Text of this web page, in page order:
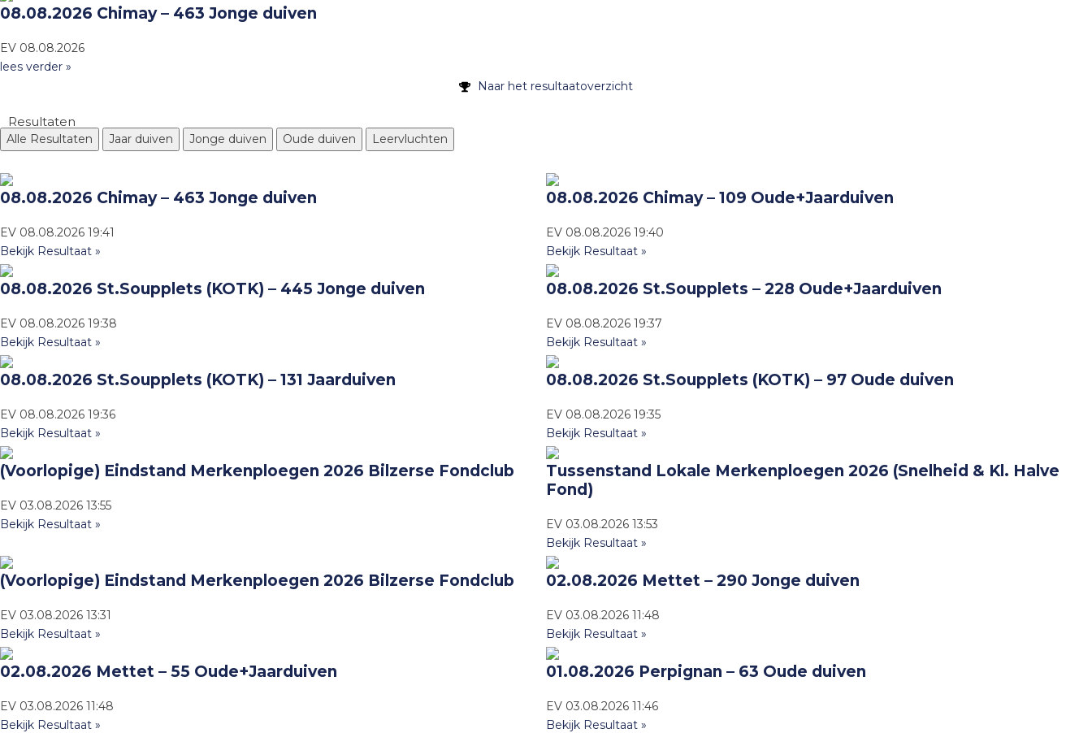
08.08.2026 Chimay – 463 Jonge duiven
EV 08.08.2026
lees verder »
Naar het resultaatoverzicht
Resultaten
Alle Resultaten Jaar duiven Jonge duiven Oude duiven Leervluchten
08.08.2026 Chimay – 463 Jonge duiven
EV 08.08.2026 19:41
Bekijk Resultaat »
08.08.2026 Chimay – 109 Oude+Jaarduiven
EV 08.08.2026 19:40
Bekijk Resultaat »
08.08.2026 St.Soupplets (KOTK) – 445 Jonge duiven
EV 08.08.2026 19:38
Bekijk Resultaat »
08.08.2026 St.Soupplets – 228 Oude+Jaarduiven
EV 08.08.2026 19:37
Bekijk Resultaat »
08.08.2026 St.Soupplets (KOTK) – 131 Jaarduiven
EV 08.08.2026 19:36
Bekijk Resultaat »
08.08.2026 St.Soupplets (KOTK) – 97 Oude duiven
EV 08.08.2026 19:35
Bekijk Resultaat »
(Voorlopige) Eindstand Merkenploegen 2026 Bilzerse Fondclub
EV 03.08.2026 13:55
Bekijk Resultaat »
Tussenstand Lokale Merkenploegen 2026 (Snelheid & Kl. Halve
Fond)
EV 03.08.2026 13:53
Bekijk Resultaat »
(Voorlopige) Eindstand Merkenploegen 2026 Bilzerse Fondclub
EV 03.08.2026 13:31
Bekijk Resultaat »
02.08.2026 Mettet – 290 Jonge duiven
EV 03.08.2026 11:48
Bekijk Resultaat »
02.08.2026 Mettet – 55 Oude+Jaarduiven
EV 03.08.2026 11:48
Bekijk Resultaat »
01.08.2026 Perpignan – 63 Oude duiven
EV 03.08.2026 11:46
Bekijk Resultaat »